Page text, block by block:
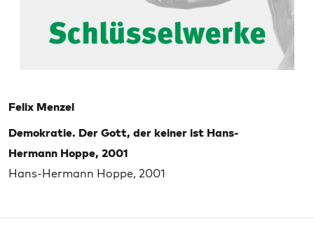
Felix Menzel
Demokratie. Der Gott, der keiner ist Hans-
Hermann Hoppe, 2001
Hans-Hermann Hoppe, 2001